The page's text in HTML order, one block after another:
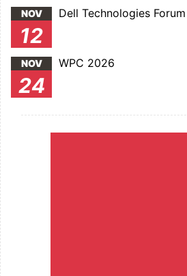
NOV
12
Dell Technologies
NOV
24
WPC 2026